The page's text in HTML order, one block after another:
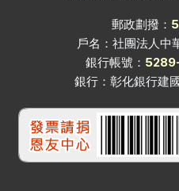
郵政劃撥：
戶名：社團法人中
銀行帳號：
銀行：彰化銀行建